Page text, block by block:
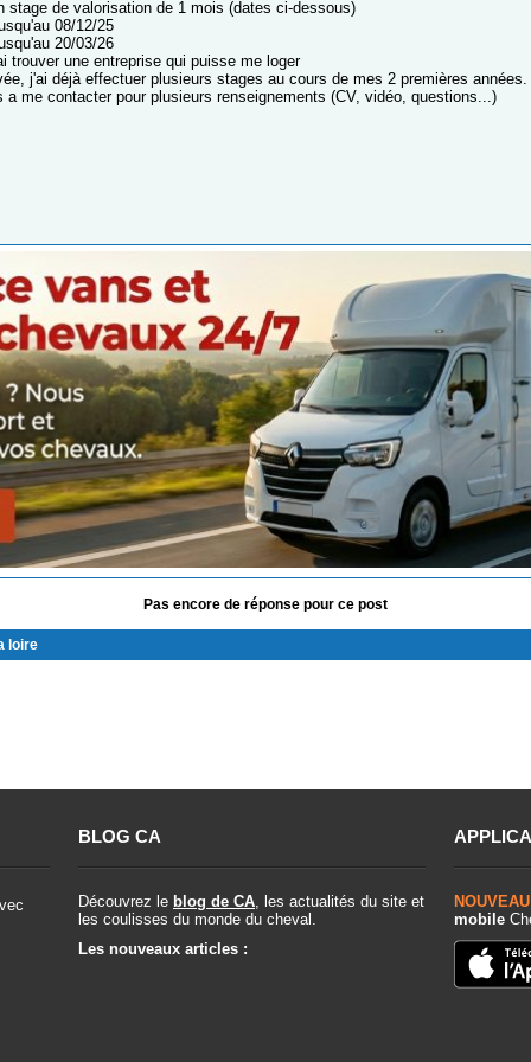
stage de valorisation de 1 mois (dates ci-dessous)
08/12/25
20/03/26
trouver une entreprise qui puisse me loger
j'ai déjà effectuer plusieurs stages au cours de mes 2 premières années.
a me contacter pour plusieurs renseignements (CV, vidéo, questions...)
Pas encore de réponse pour ce post
loire
BLOG CA
Découvrez le blog de CA, les actualités du site et
les coulisses du monde du cheval.
Les nouveaux articles :
NOUVEAU
mobile